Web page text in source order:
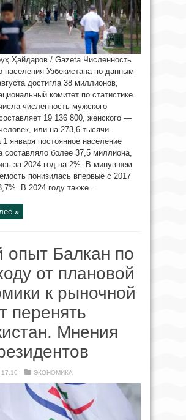
Ҳайдаров / Gazeta Численность
населения Узбекистана по данным
достигла 38 миллионов,
комитет по статистике.
численность мужского
19 136 800, женского —
или на 273,6 тысячи
января постоянное население
составляло более 37,5 миллиона,
за 2024 год на 2%. В минувшем
понизилась впервые с 2017
В 2024 году также ...
»
опыт Балкан по
от плановой
к рыночной
перенять
Мнения
ЭКОНОМИКА